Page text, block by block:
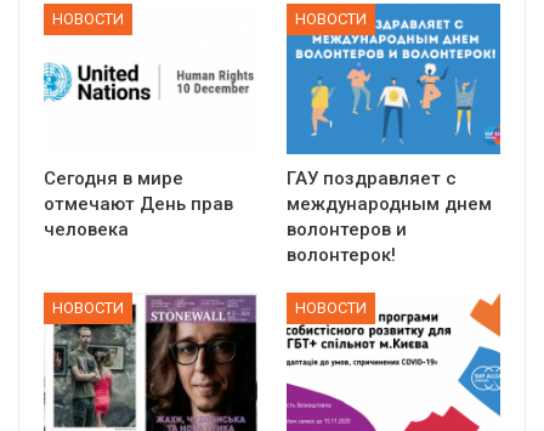
НОВОСТИ
Сегодня в мире
отмечают День прав
человека
НОВОСТИ
ГАУ поздравляет с
международным днем
волонтеров и
волонтерок!
НОВОСТИ НОВОСТИ